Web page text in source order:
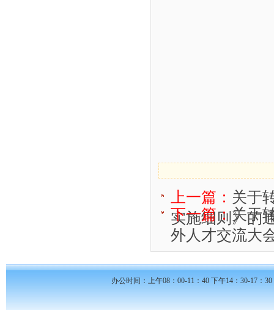
上一篇： 关于
实施细则》的
下一篇：关于
外人才交流大
办公时间：上午08：00-11：40 下午14：30-17：